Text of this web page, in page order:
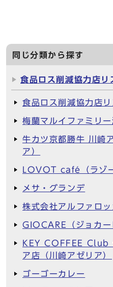
同じ分類から探す
食品ロス削減協力店リ
食品ロス削減協力店リ
梅蘭マルイファミリ
牛カツ京都勝牛 川崎
ア）
LOVOT café（ラゾ
メサ・グランデ
株式会社アルファロ
GIOCARE（ジョカー
KEY COFFEE Club
ア店（川崎アゼリア）
ゴーゴーカレー